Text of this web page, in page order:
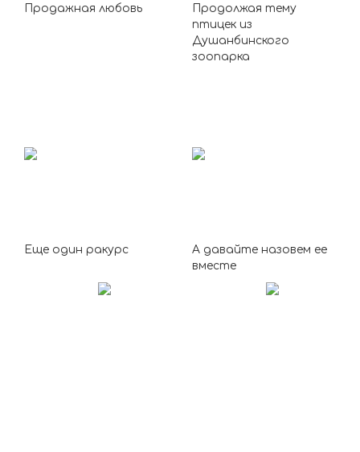
Продажная любовь
Продолжая тему
птицек из
Душанбинского
зоопарка
Еще один ракурс
А давайте назовем ее
вместе